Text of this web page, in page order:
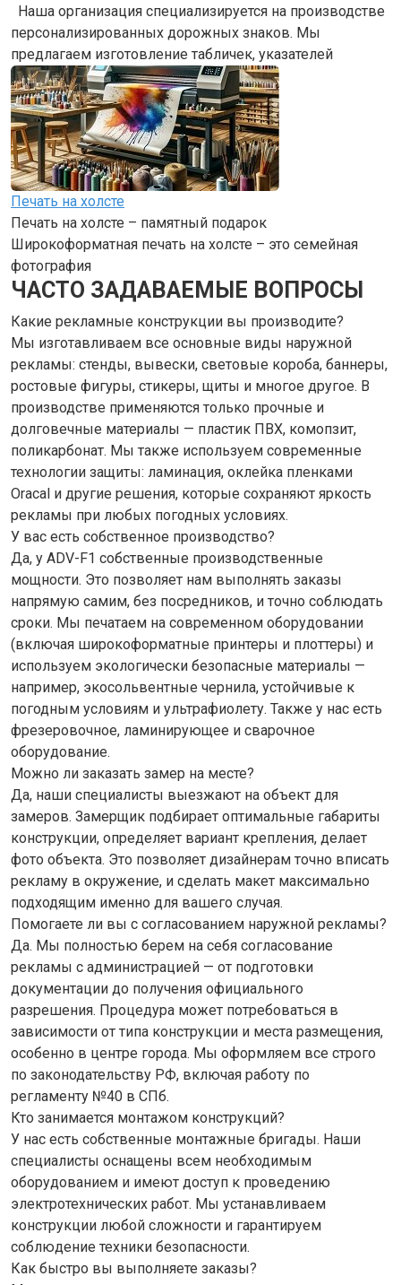
Наша организация специализируется на производстве
персонализированных дорожных знаков. Мы
предлагаем изготовление табличек, указателей
Печать на холсте
Печать на холсте – памятный подарок
Широкоформатная печать на холсте – это семейная
фотография
ЧАСТО ЗАДАВАЕМЫЕ ВОПРОСЫ
Какие рекламные конструкции вы производите?
Мы изготавливаем все основные виды наружной
рекламы: стенды, вывески, световые короба, баннеры,
ростовые фигуры, стикеры, щиты и многое другое. В
производстве применяются только прочные и
долговечные материалы — пластик ПВХ, комопзит,
поликарбонат. Мы также используем современные
технологии защиты: ламинация, оклейка пленками
Oracal и другие решения, которые сохраняют яркость
рекламы при любых погодных условиях.
У вас есть собственное производство?
Да, у ADV-F1 собственные производственные
мощности. Это позволяет нам выполнять заказы
напрямую самим, без посредников, и точно соблюдать
сроки. Мы печатаем на современном оборудовании
(включая широкоформатные принтеры и плоттеры) и
используем экологически безопасные материалы —
например, экосольвентные чернила, устойчивые к
погодным условиям и ультрафиолету. Также у нас есть
фрезеровочное, ламинирующее и сварочное
оборудование.
Можно ли заказать замер на месте?
Да, наши специалисты выезжают на объект для
замеров. Замерщик подбирает оптимальные габариты
конструкции, определяет вариант крепления, делает
фото объекта. Это позволяет дизайнерам точно вписать
рекламу в окружение, и сделать макет максимально
подходящим именно для вашего случая.
Помогаете ли вы с согласованием наружной рекламы?
Да. Мы полностью берем на себя согласование
рекламы с администрацией — от подготовки
документации до получения официального
разрешения. Процедура может потребоваться в
зависимости от типа конструкции и места размещения,
особенно в центре города. Мы оформляем все строго
по законодательству РФ, включая работу по
регламенту №40 в СПб.
Кто занимается монтажом конструкций?
У нас есть собственные монтажные бригады. Наши
специалисты оснащены всем необходимым
оборудованием и имеют доступ к проведению
электротехнических работ. Мы устанавливаем
конструкции любой сложности и гарантируем
соблюдение техники безопасности.
Как быстро вы выполняете заказы?